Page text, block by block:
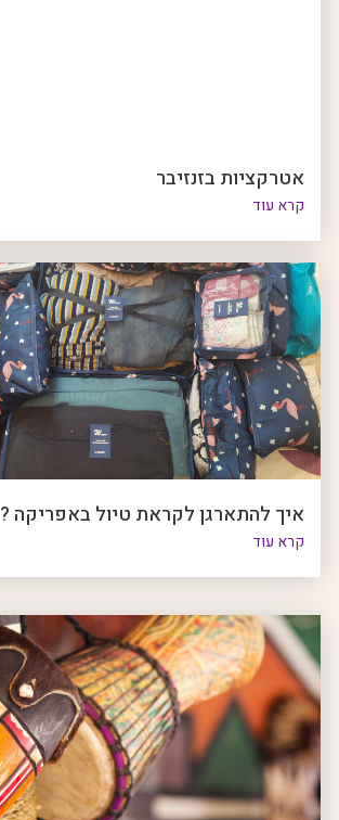
אטרקציות בזנזיבר
קרא עוד
איך להתארגן לקראת טיול באפריקה ?
קרא עוד